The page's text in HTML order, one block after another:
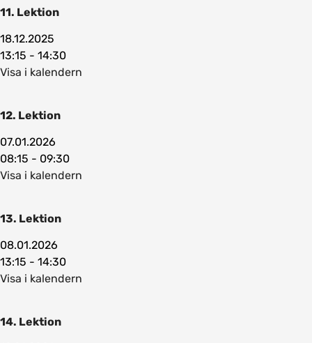
11. Lektion
18.12.2025
13:15 - 14:30
Visa i kalendern
12. Lektion
07.01.2026
08:15 - 09:30
Visa i kalendern
13. Lektion
08.01.2026
13:15 - 14:30
Visa i kalendern
14. Lektion